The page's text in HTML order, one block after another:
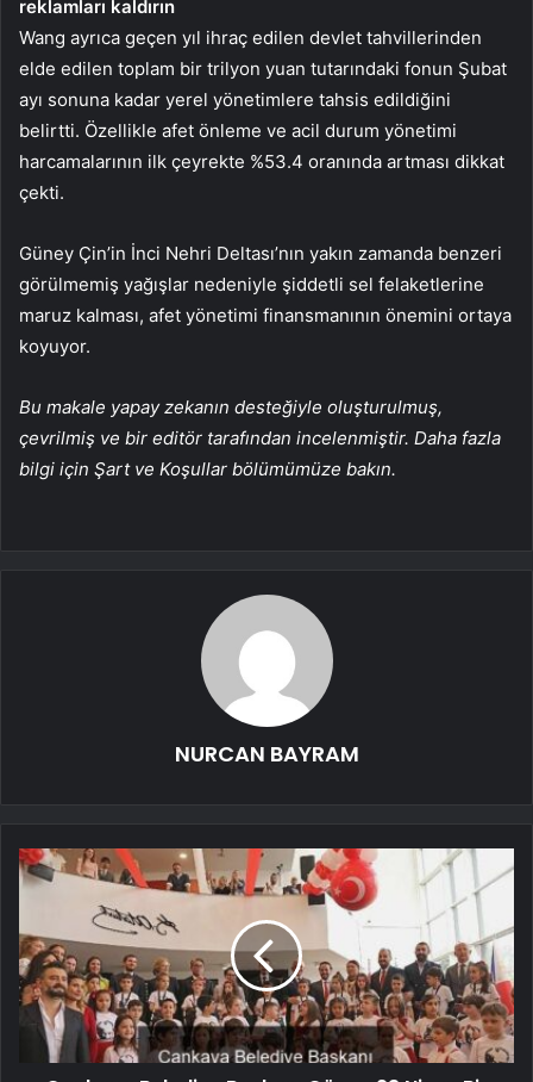
reklamları kaldırın
Wang ayrıca geçen yıl ihraç edilen devlet tahvillerinden
elde edilen toplam bir trilyon yuan tutarındaki fonun Şubat
ayı sonuna kadar yerel yönetimlere tahsis edildiğini
belirtti. Özellikle afet önleme ve acil durum yönetimi
harcamalarının ilk çeyrekte %53.4 oranında artması dikkat
çekti.
Güney Çin’in İnci Nehri Deltası’nın yakın zamanda benzeri
görülmemiş yağışlar nedeniyle şiddetli sel felaketlerine
maruz kalması, afet yönetimi finansmanının önemini ortaya
koyuyor.
Bu makale yapay zekanın desteğiyle oluşturulmuş,
çevrilmiş ve bir editör tarafından incelenmiştir. Daha fazla
bilgi için Şart ve Koşullar bölümümüze bakın.
NURCAN BAYRAM